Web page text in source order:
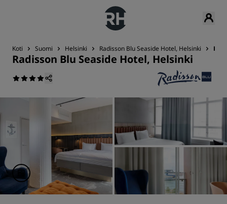
Koti Suomi Helsinki Radisson Blu Seaside Hotel, Helsinki
Radisson Blu Seaside Hotel, Helsinki